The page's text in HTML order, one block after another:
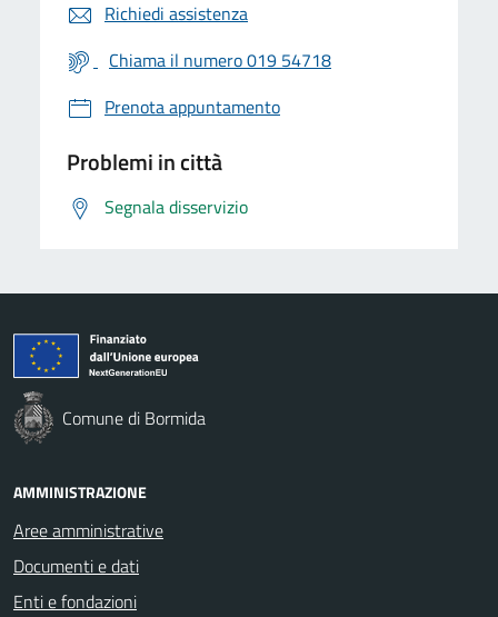
Richiedi assistenza
Chiama il numero 019 54718
Prenota appuntamento
Problemi in città
Segnala disservizio
Comune di Bormida
AMMINISTRAZIONE
Aree amministrative
Documenti e dati
Enti e fondazioni